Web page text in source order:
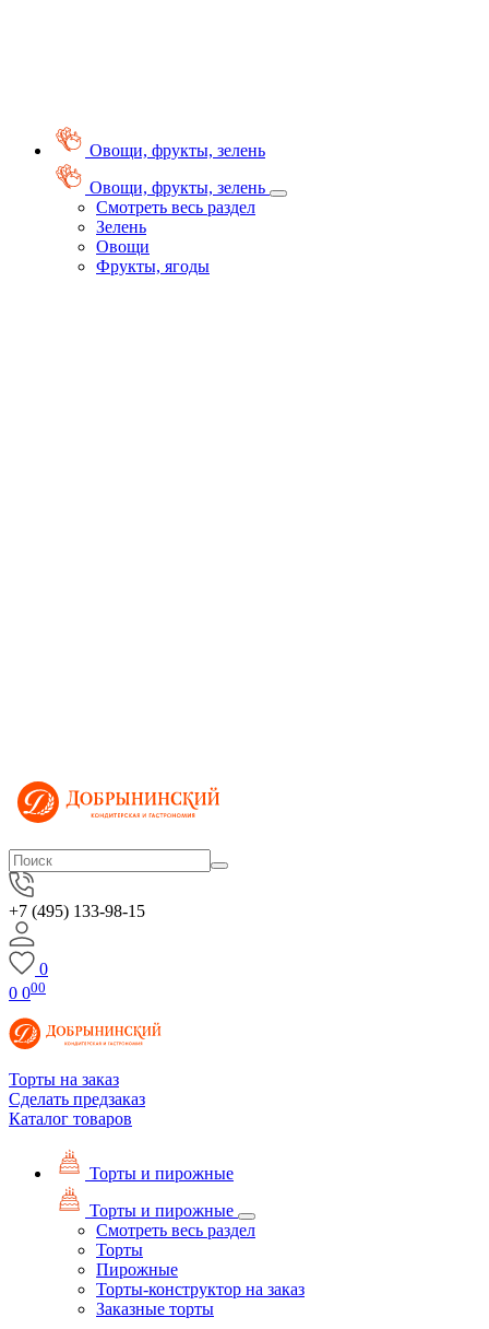
Овощи, фрукты, зелень
Овощи, фрукты, зелень
Смотреть весь раздел
Зелень
Овощи
Фрукты, ягоды
+7 (495) 133-98-15
0
0 000
Торты на заказ
Сделать предзаказ
Каталог товаров
Торты и пирожные
Торты и пирожные
Смотреть весь раздел
Торты
Пирожные
Торты-конструктор на заказ
Заказные торты